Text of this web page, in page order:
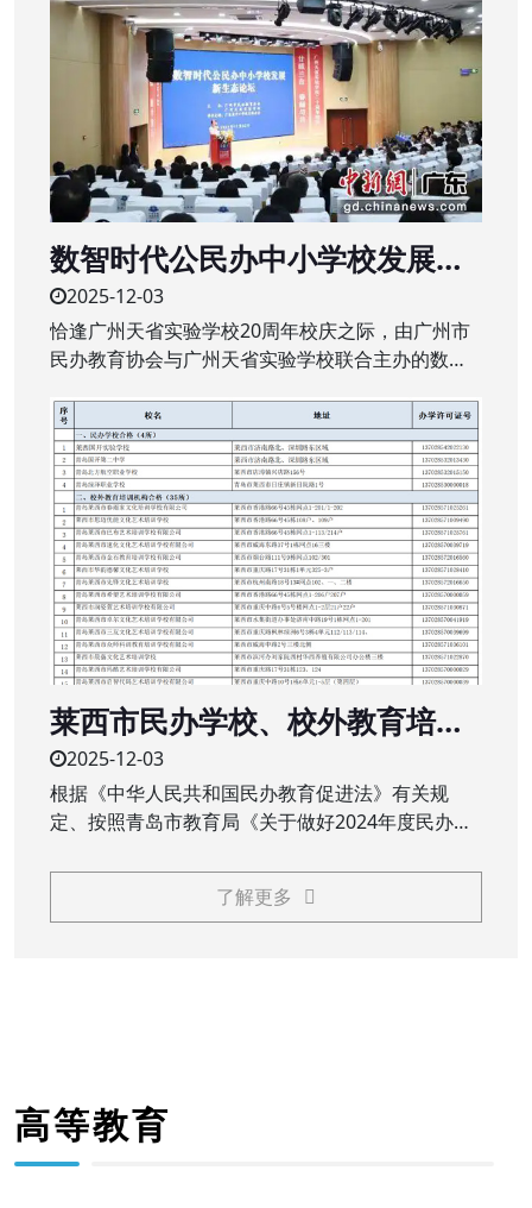
数智时代公民办中小学校发展新
生态研讨会举行
2025-12-03
恰逢广州天省实验学校20周年校庆之际，由广州市
民办教育协会与广州天省实验学校联合主办的数智
校举行。
莱西市民办学校、校外教育培训
机构2024年度办学年检结果公示
2025-12-03
根据《中华人民共和国民办教育促进法》有关规
定、按照青岛市教育局《关于做好2024年度民办教
号）要求，莱西市教育和体育局对民办学校（民办
中小学、职业学校）、校外教育培训机构2024年度
了解更多
高等教育